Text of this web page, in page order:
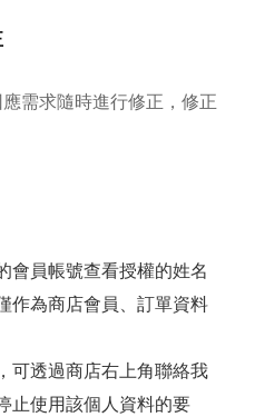
需求隨時進行修正，修正
會員帳號查看授權的姓名
作為商店會員、訂單資料
可透過商店右上角聯絡我
止使用該個人資料的要